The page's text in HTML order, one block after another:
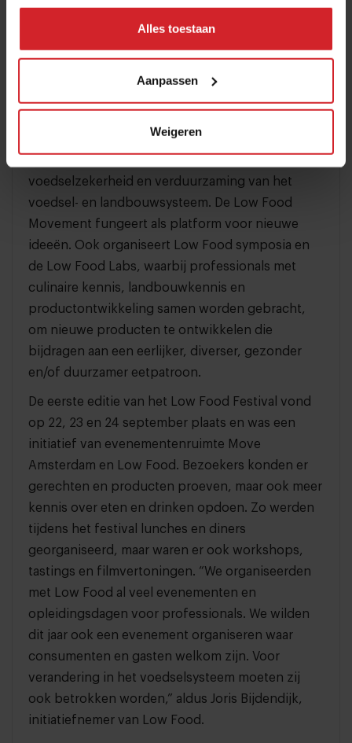
Alles toestaan
Aanpassen
Weigeren
staan er sowieso al wat nieuwe samenwerkingen op de
Low Food Festival
Nederlandse gastronomie wereldwijd op de kaart
voedselzekerheid en verduurzaming van het
voedsel- en landbouwsysteem. De Low Food
Movement fungeert als platform voor nieuwe
ideeën. Ook organiseert Low Food symposia en
de Low Food Labs, waarbij professionals met
culinaire kennis, landbouwkennis en
productontwikkeling samen worden gebracht,
om nieuwe producten te ontwikkelen die
bijdragen aan een eerlijker, diverser, gezonder
en/of duurzamer eetpatroon.
De eerste editie van het Low Food Festival vond
op 22, 23 en 24 september plaats en was een
initiatief van evenementenruimte Move
Amsterdam en Low Food. Bezoekers konden er
gerechten en producten proeven, maar ook meer
kennis over eten en drinken opdoen. Zo werden
tijdens het festival lunches en diners
georganiseerd, maar waren er ook workshops,
tastings en filmvertoningen. “We organiseerden
met Low Food al veel evenementen en
opleidingsdagen voor professionals. We wilden
dit jaar ook een evenement organiseren waar
consumenten en gasten welkom zijn. Voor
verandering in het voedselsysteem moeten zij
ook betrokken worden,” aldus Joris Bijdendijk,
initiatiefnemer van Low Food.